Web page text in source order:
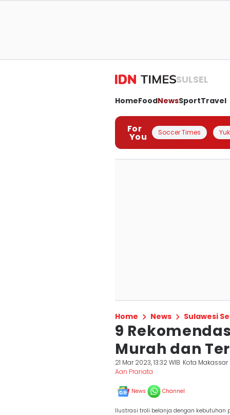
SULSEL
HomeFoodNewsSportTravel
For
You Soccer Times
Home News Sulawesi
9
Murah dan
21 Mar 2023, 13:32 WIB Kota Makassar
Aan Pranata
News Channel
Ilustrasi troli belanja dengan kebutuhan